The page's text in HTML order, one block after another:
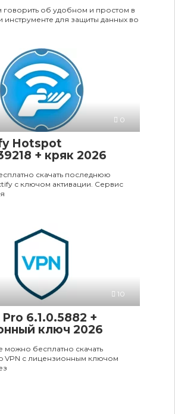
говорить об удобном и простом в
инструменте для защиты данных во
0
Hotspot
+ кряк 2026
скачать последнюю
с ключом активации. Сервис
10
6.1.0.5882 +
ключ 2026
можно бесплатно скачать
VPN с лицензионным ключом